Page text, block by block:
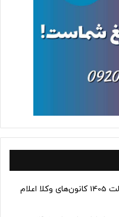
زمان قطعی و رسمی برگزاری آزمون وکالت 1405 کانون‌های وکلا اعلام